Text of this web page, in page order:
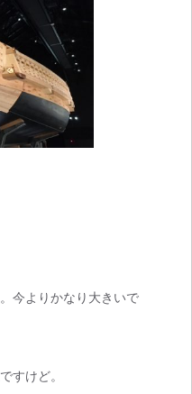
今よりかなり大きいで
すけど。